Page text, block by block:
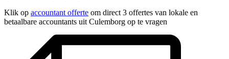
Klik op accountant offerte om direct 3 offertes van lokale en
betaalbare accountants uit Culemborg op te vragen